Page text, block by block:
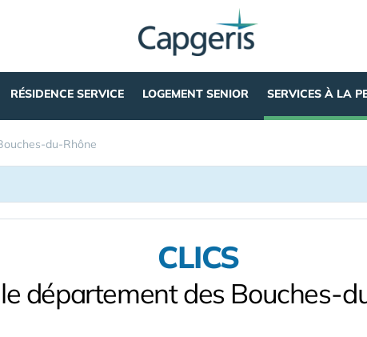
RÉSIDENCE SERVICE LOGEMENT SENIOR SERVICES À LA
du-Rhône
CLICS
département des Bouches-